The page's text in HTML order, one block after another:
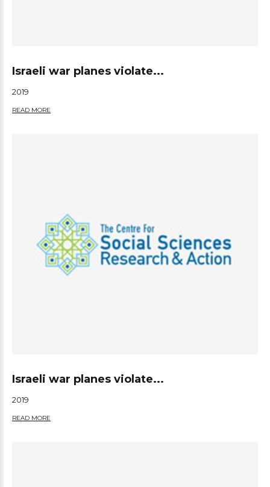
Israeli war planes violate...
2019
READ MORE
Israeli war planes violate...
2019
READ MORE